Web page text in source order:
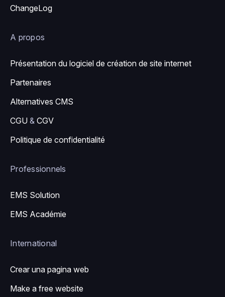
ChangeLog
A propos
Présentation du logiciel de création de site internet
Partenaires
Alternatives CMS
CGU & CGV
Politique de confidentialité
Professionnels
EMS Solution
EMS Académie
International
Crear una pagina web
Make a free website